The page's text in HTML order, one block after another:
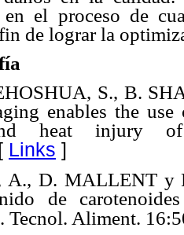
en el proceso de
de lograr la
S., B.
enables the
heat injury of
Links ]
A., D. MALLENT y
de
Tecnol. Aliment.